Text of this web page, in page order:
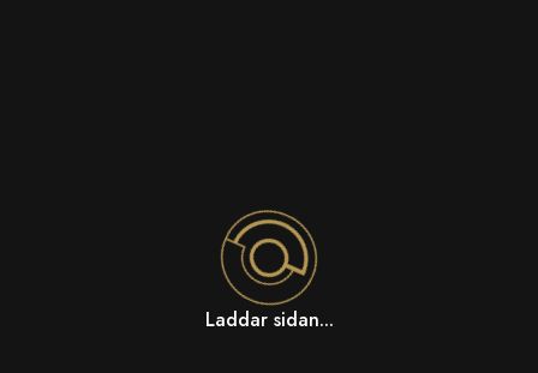
Laddar sidan...